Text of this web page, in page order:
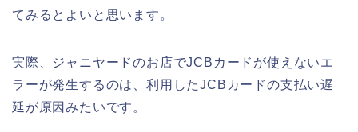
てみるとよいと思います。
実際、ジャニヤードのお店でJCBカードが使えないエ
ラーが発生するのは、利用したJCBカードの支払い遅
延が原因みたいです。